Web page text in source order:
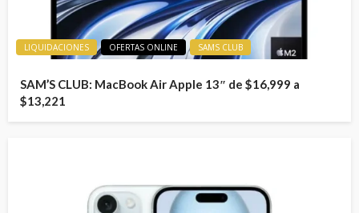
LIQUIDACIONES OFERTAS ONLINE SAMS CLUB
SAM’S CLUB: MacBook Air Apple 13″ de $16,999 a
$13,221